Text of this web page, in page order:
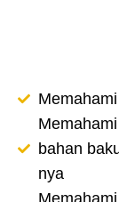
bahan
nya